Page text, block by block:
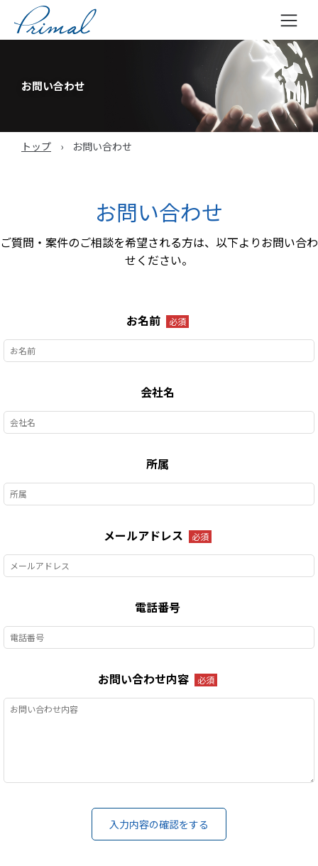
へ
お問い合わせ
トップ › お問い合わせ
お問い合わせ
ご質問・案件のご相談を希望される方は、以下よりお問い合わ
せください。
お名前 必須
会社名
所属
メールアドレス 必須
電話番号
お問い合わせ内容 必須